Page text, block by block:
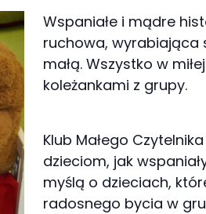
Wspaniałe i mądre
ruchowa, wyrabiająca
małą. Wszystko w
koleżankami z grupy.
Klub Małego
dzieciom, jak
myślą o dzieciach,
radosnego bycia w